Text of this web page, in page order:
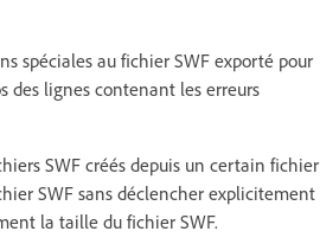
spéciales au fichier SWF exporté pour
des lignes contenant les erreurs
SWF créés depuis un certain fichier
SWF sans déclencher explicitement
la taille du fichier SWF.